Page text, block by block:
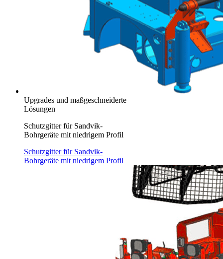
Upgrades und maßgeschneiderte
Lösungen
Schutzgitter für Sandvik-
Bohrgeräte mit niedrigem Profil
Schutzgitter für Sandvik-
Bohrgeräte mit niedrigem Profil